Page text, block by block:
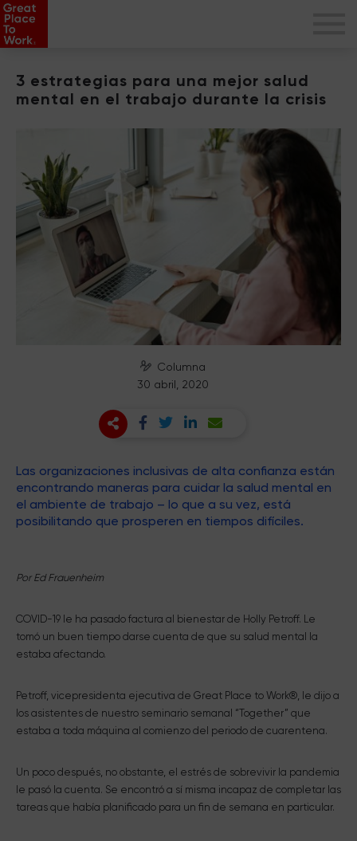
3 estrategias para una mejor salud
mental en el trabajo durante la crisis
Columna
30 abril, 2020
Las organizaciones inclusivas de alta confianza están
encontrando maneras para cuidar la salud mental en
el ambiente de trabajo – lo que a su vez, está
posibilitando que prosperen en tiempos difíciles.
Por Ed Frauenheim
COVID-19 le ha pasado factura al bienestar de Holly Petroff. Le
tomó un buen tiempo darse cuenta de que su salud mental la
estaba afectando.
Petroff, vicepresidenta ejecutiva de Great Place to Work®, le dijo a
los asistentes de nuestro seminario semanal “Together” que
estaba a toda máquina al comienzo del periodo de cuarentena.
Un poco después, no obstante, el estrés de sobrevivir la pandemia
le pasó la cuenta. Se encontró a sí misma incapaz de completar las
tareas que había planificado para un fin de semana en particular.